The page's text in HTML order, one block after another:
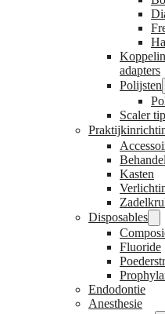
adapters
Polijsten
Scaler
Kasten
Disposables
Fluoride
Endodontie
Anesthesie